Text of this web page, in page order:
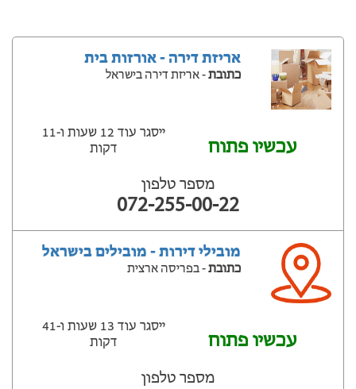
אריזת דירה - אורזות בית
כתובת- אריזת דירה בישראל
עכשיו פתוח
ייסגר עוד 12 שעות ‫ו-11
דקות
מספר טלפון
072-255-00-22
מובילי דירות - מובילים בישראל
כתובת- בפריסה ארצית
עכשיו פתוח
ייסגר עוד 13 שעות ‫ו-41
דקות
מספר טלפון